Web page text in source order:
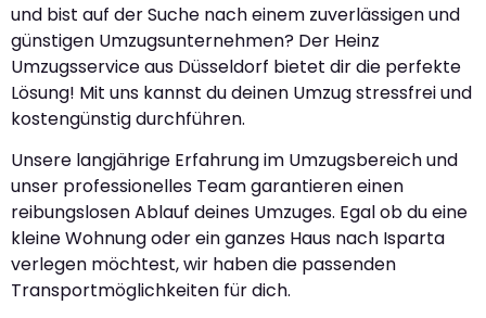
und bist auf der Suche nach einem zuverlässigen und
günstigen Umzugsunternehmen? Der Heinz
Umzugsservice aus Düsseldorf bietet dir die perfekte
Lösung! Mit uns kannst du deinen Umzug stressfrei und
kostengünstig durchführen.
Unsere langjährige Erfahrung im Umzugsbereich und
unser professionelles Team garantieren einen
reibungslosen Ablauf deines Umzuges. Egal ob du eine
kleine Wohnung oder ein ganzes Haus nach Isparta
verlegen möchtest, wir haben die passenden
Transportmöglichkeiten für dich.